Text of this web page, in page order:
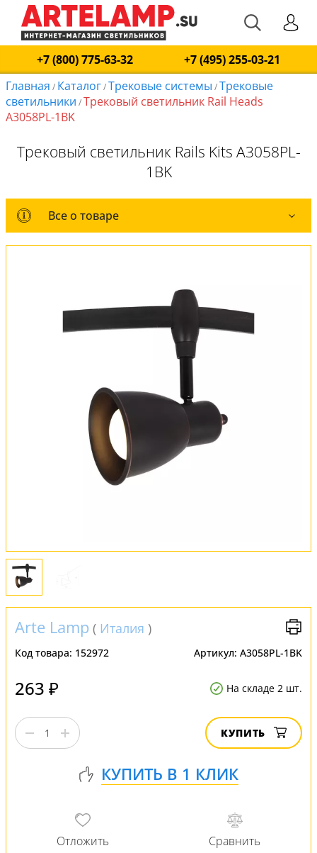
+7 (800) 775-63-32
+7 (495) 255-03-21
Главная / Каталог/Трековые системы /Трековые
светильники /Трековый светильник Rail Heads
A3058PL-1BK
Трековый светильник Rails Kits A3058PL-
1BK
Все о товаре
Все о товаре
Обмен и возврат
Установка
Arte Lamp ( Италия )
Код товара: 152972 Артикул: A3058PL-1BK
263 ₽ На складе 2 шт.
КУПИТЬ